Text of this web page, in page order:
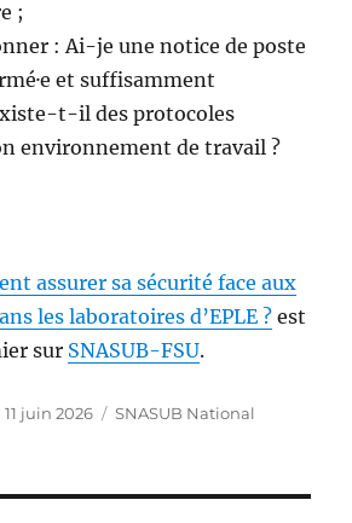
;
: Ai-je une notice de poste
et suffisamment
t-il des protocoles
environnement de travail ?
assurer sa sécurité face aux
les laboratoires d’EPLE ? est
sur SNASUB-FSU.
Publié
11 juin 2026 Catégories
SNASUB National